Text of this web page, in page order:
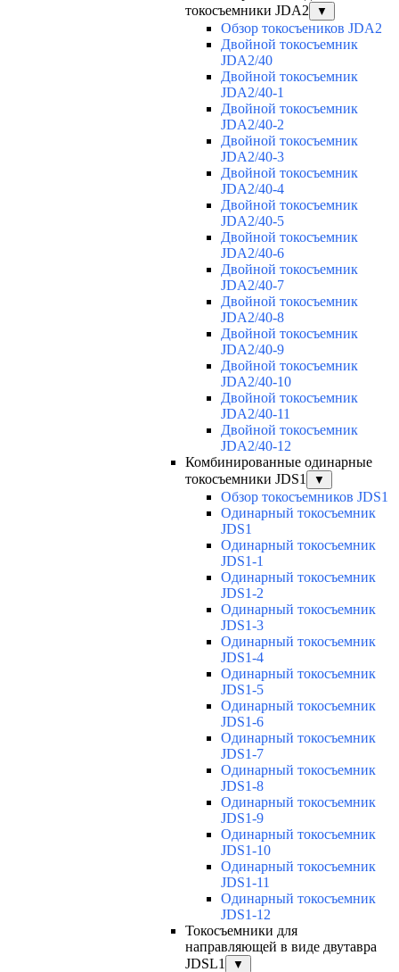
токосъемники JDA2
▼
Обзор токосъеников JDA2
Двойной токосъемник
JDA2/40
Двойной токосъемник
JDA2/40-1
Двойной токосъемник
JDA2/40-2
Двойной токосъемник
JDA2/40-3
Двойной токосъемник
JDA2/40-4
Двойной токосъемник
JDA2/40-5
Двойной токосъемник
JDA2/40-6
Двойной токосъемник
JDA2/40-7
Двойной токосъемник
JDA2/40-8
Двойной токосъемник
JDA2/40-9
Двойной токосъемник
JDA2/40-10
Двойной токосъемник
JDA2/40-11
Двойной токосъемник
JDA2/40-12
Комбинированные одинарные
токосъемники JDS1
▼
Обзор токосъемников JDS1
Одинарный токосъемник
JDS1
Одинарный токосъемник
JDS1-1
Одинарный токосъемник
JDS1-2
Одинарный токосъемник
JDS1-3
Одинарный токосъемник
JDS1-4
Одинарный токосъемник
JDS1-5
Одинарный токосъемник
JDS1-6
Одинарный токосъемник
JDS1-7
Одинарный токосъемник
JDS1-8
Одинарный токосъемник
JDS1-9
Одинарный токосъемник
JDS1-10
Одинарный токосъемник
JDS1-11
Одинарный токосъемник
JDS1-12
Токосъемники для
направляющей в виде двутавра
JDSL1
▼